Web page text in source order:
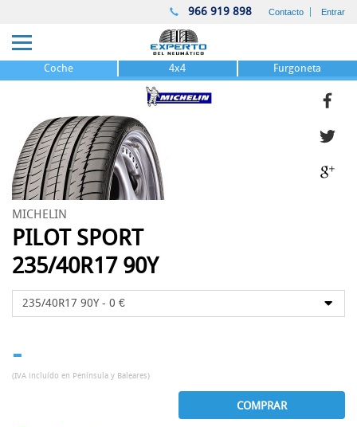
966 919 898 Contacto Entrar
Coche 4x4 Furgoneta
MICHELIN
PILOT SPORT
235/40R17 90Y
-
(IVA incluído en Península y Baleares)
COMPRAR